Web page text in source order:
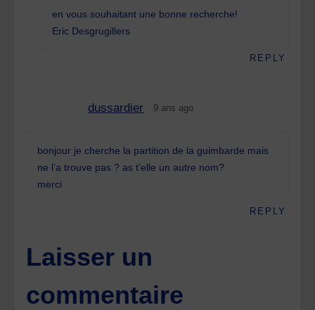
en vous souhaitant une bonne recherche!
Eric Desgrugillers
REPLY
dussardier 9 ans ago
bonjour je cherche la partition de la guimbarde mais
ne l’a trouve pas ? as t’elle un autre nom?
merci
REPLY
Laisser un
commentaire